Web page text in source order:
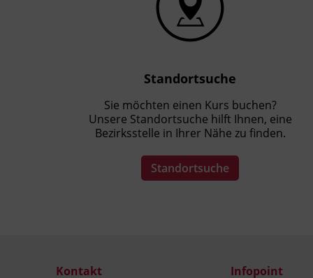
Standortsuche
Sie möchten einen Kurs buchen?
Unsere Standortsuche hilft Ihnen, eine
Bezirksstelle in Ihrer Nähe zu finden.
Standortsuche
Kontakt Infopoint